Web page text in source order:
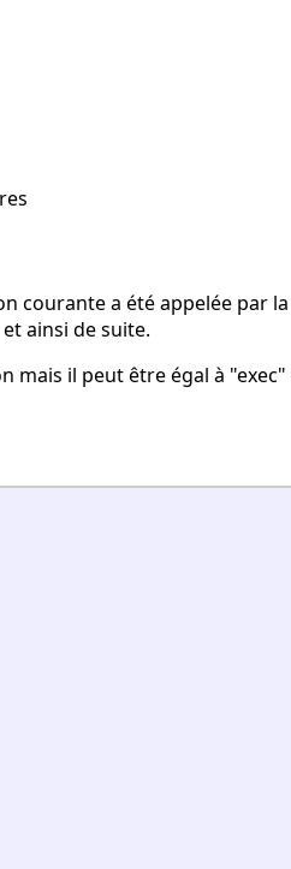
courante a été appelée par
et ainsi de suite.
mais il peut être égal à